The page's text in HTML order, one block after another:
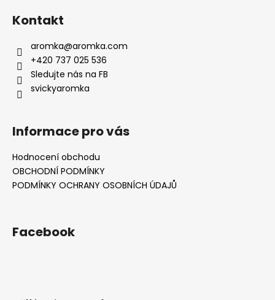
Kontakt
aromka@aromka.com
+420 737 025 536
Sledujte nás na FB
svickyaromka
Informace pro vás
Hodnocení obchodu
OBCHODNÍ PODMÍNKY
PODMÍNKY OCHRANY OSOBNÍCH ÚDAJŮ
Facebook